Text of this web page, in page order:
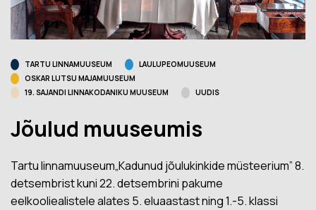
TARTU LINNAMUUSEUM
LAULUPEOMUUSEUM
OSKAR LUTSU MAJAMUUSEUM
19. SAJANDI LINNAKODANIKU MUUSEUM
UUDIS
Jõulud muuseumis
Tartu linnamuuseum„Kadunud jõulukinkide müsteerium” 8.
detsembrist kuni 22. detsembrini pakume
eelkooliealistele alates 5. eluaastast ning 1.-5. klassi